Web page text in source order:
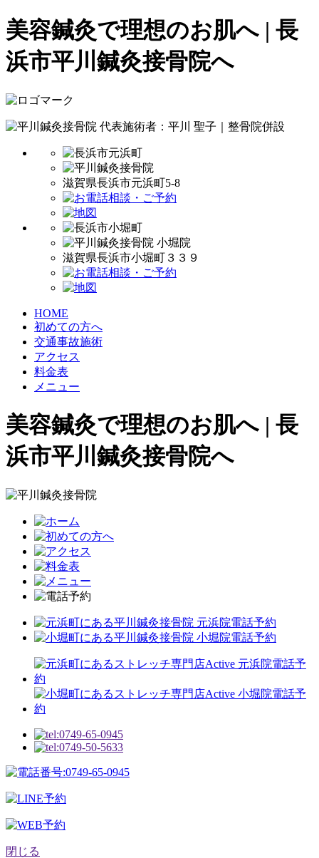
美容鍼灸で理想のお肌へ | 長
浜市平川鍼灸接骨院へ
代表施術者：平川 聖子｜整骨院併設
滋賀県長浜市元浜町5-8
滋賀県長浜市小堀町３３９
HOME
初めての方へ
交通事故施術
アクセス
料金表
メニュー
美容鍼灸で理想のお肌へ | 長
浜市平川鍼灸接骨院へ
閉じる